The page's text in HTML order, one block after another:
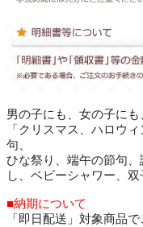
男の子にも、女の子にも
「クリスマス、ハロウ
句、
ひな祭り、端午の節句
し、ベビーシャワー、
■納期について
「即日配送」対象商品で